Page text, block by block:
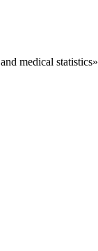
medical statistics»